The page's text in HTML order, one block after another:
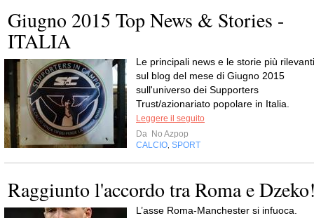
Giugno 2015 Top News & Stories -
ITALIA
Le principali news e le storie più rilevanti
sul blog del mese di Giugno 2015
sull'universo dei Supporters
Trust/azionariato popolare in Italia.
Leggere il seguito
Da No Azpop
CALCIO SPORT
Raggiunto l'accordo tra Roma e
L’asse Roma-Manchester si infuoca.